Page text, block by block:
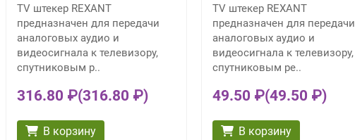
TV штекер REXANT
предназначен для передачи
аналоговых аудио и
видеосигнала к телевизору,
спутниковым р..
316.80 ₽(316.80 ₽)
В корзину
TV штекер REXANT
предназначен для передачи
аналоговых аудио и
видеосигнала к телевизору,
спутниковым ре..
49.50 ₽(49.50 ₽)
В корзину